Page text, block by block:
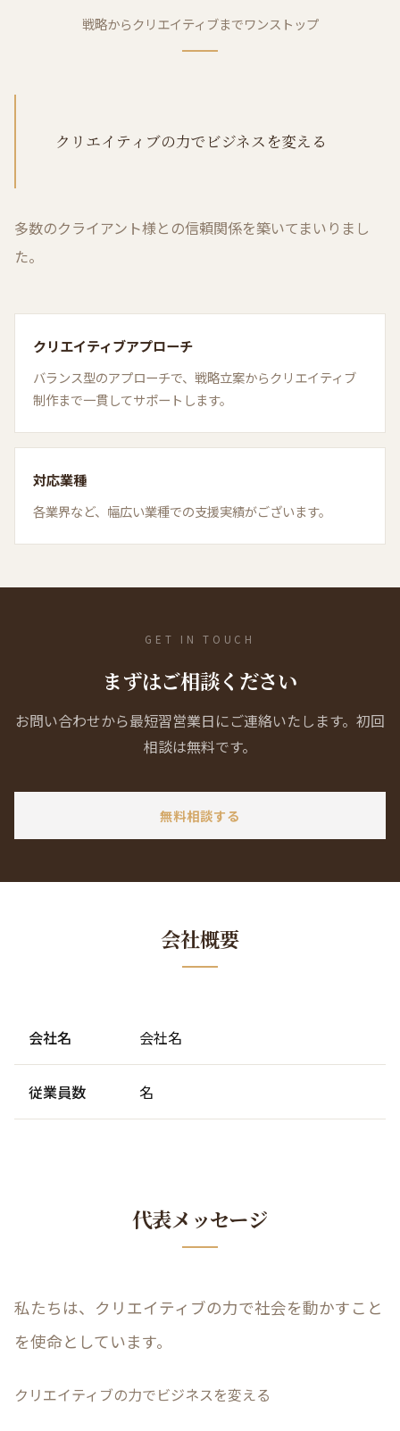
戦略からクリエイティブまでワンストップ
クリエイティブの力でビジネスを変える
多数のクライアント様との信頼関係を築いてまいりまし
た。
クリエイティブアプローチ
バランス型のアプローチで、戦略立案からクリエイティブ
制作まで一貫してサポートします。
対応業種
各業界など、幅広い業種での支援実績がございます。
GET IN TOUCH
まずはご相談ください
お問い合わせから最短習営業日にご連絡いたします。初回
相談は無料です。
無料相談する
会社概要
会社名 会社名
従業員数 名
代表メッセージ
私たちは、クリエイティブの力で社会を動かすこと
を使命としています。
クリエイティブの力でビジネスを変える